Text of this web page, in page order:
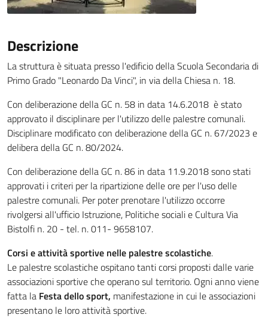
Descrizione
La struttura è situata presso l'edificio della Scuola Secondaria di
Primo Grado "Leonardo Da Vinci", in via della Chiesa n. 18.
Con deliberazione della GC n. 58 in data 14.6.2018 è stato
approvato il disciplinare per l'utilizzo delle palestre comunali.
Disciplinare modificato con deliberazione della GC n. 67/2023 e
delibera della GC n. 80/2024.
Con deliberazione della GC n. 86 in data 11.9.2018 sono stati
approvati i criteri per la ripartizione delle ore per l'uso delle
palestre comunali. Per poter prenotare l'utilizzo occorre
rivolgersi all'ufficio Istruzione, Politiche sociali e Cultura Via
Bistolfi n. 20 - tel. n. 011- 9658107.
Corsi e attività sportive nelle palestre scolastiche.
Le palestre scolastiche ospitano tanti corsi proposti dalle varie
associazioni sportive che operano sul territorio. Ogni anno viene
fatta la Festa dello sport, manifestazione in cui le associazioni
presentano le loro attività sportive.